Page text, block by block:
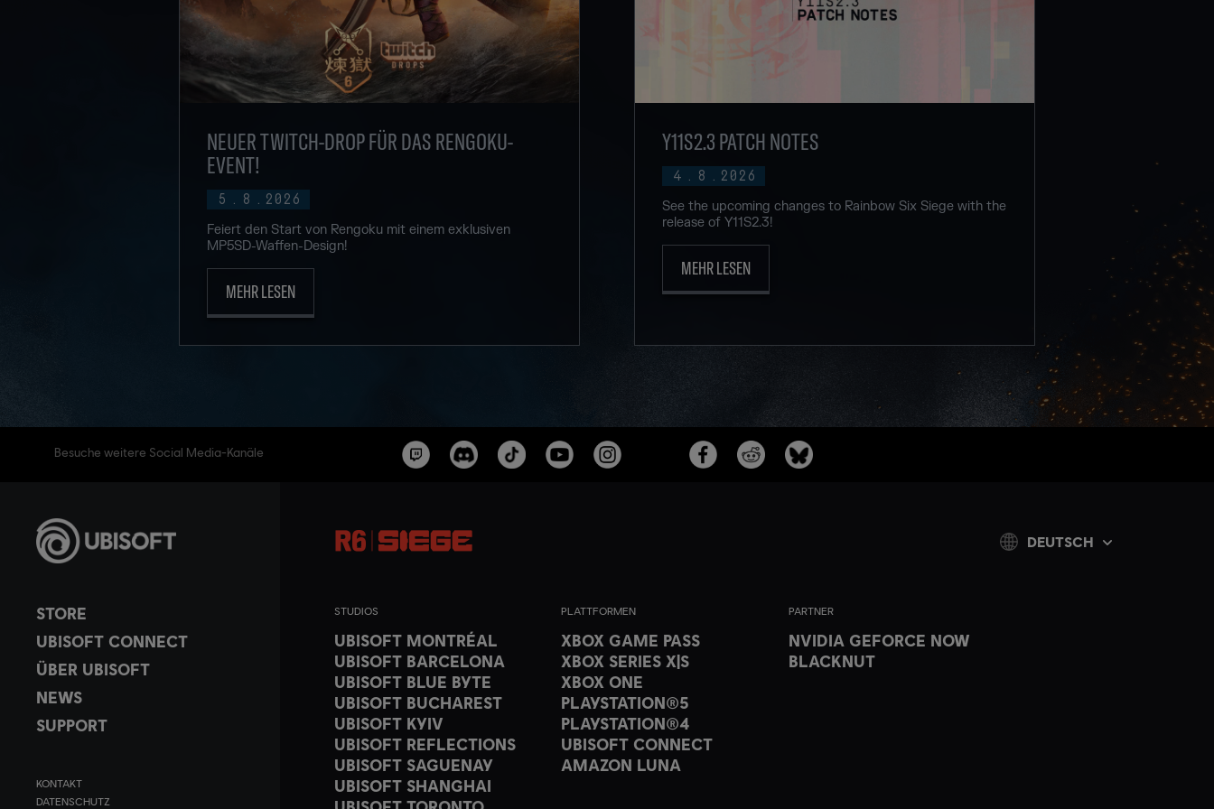
5 . 8 . 2026
NEUER TWITCH-DROP FÜR DAS RENGOKU-
EVENT!
Feiert den Start von Rengoku mit einem exklusiven
MP5SD-Waffen-Design!
MEHR LESEN
4 . 8 . 2026
Y11S2.3 PATCH NOTES
See the upcoming changes to Rainbow Six Siege with the
release of Y11S2.3!
MEHR LESEN
Besuche weitere Social Media-Kanäle
STORE
UBISOFT CONNECT
ÜBER UBISOFT
NEWS
SUPPORT
KONTAKT
DATENSCHUTZ
STUDIOS
UBISOFT MONTRÉAL
UBISOFT BARCELONA
UBISOFT BLUE BYTE
UBISOFT BUCHAREST
UBISOFT KYIV
UBISOFT REFLECTIONS
UBISOFT SAGUENAY
UBISOFT SHANGHAI
PLATTFORMEN
XBOX GAME PASS
XBOX SERIES X|S
XBOX ONE
PLAYSTATION®5
PLAYSTATION®4
UBISOFT CONNECT
AMAZON LUNA
PARTNER
NVIDIA GEFORCE NOW
BLACKNUT
DEUTSCH